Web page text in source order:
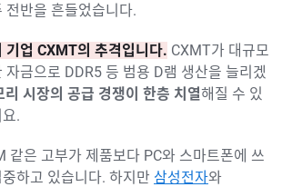
전반을 흔들었습니다.
기업 CXMT의 추격입니다. CXMT가 대규모
자금으로 DDR5 등 범용 D램 생산을 늘리겠
리 시장의 공급 경쟁이 한층 치열해질 수 있
.
같은 고부가 제품보다 PC와 스마트폰에 쓰
하고 있습니다. 하지만 삼성전자와